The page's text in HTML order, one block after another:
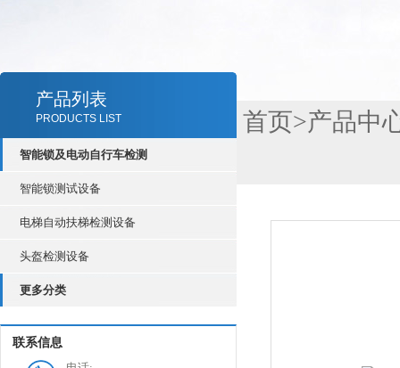
产品列表
PRODUCTS LIST
智能锁及电动自行车检测
智能锁测试设备
电梯自动扶梯检测设备
头盔检测设备
更多分类
联系信息
首页>产品中